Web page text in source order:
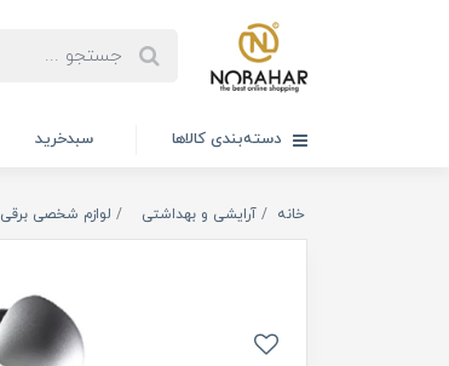
دسته‌بندی کالاها سبدخرید
خانه آرایشی و بهداشتی لوازم شخصی برقی